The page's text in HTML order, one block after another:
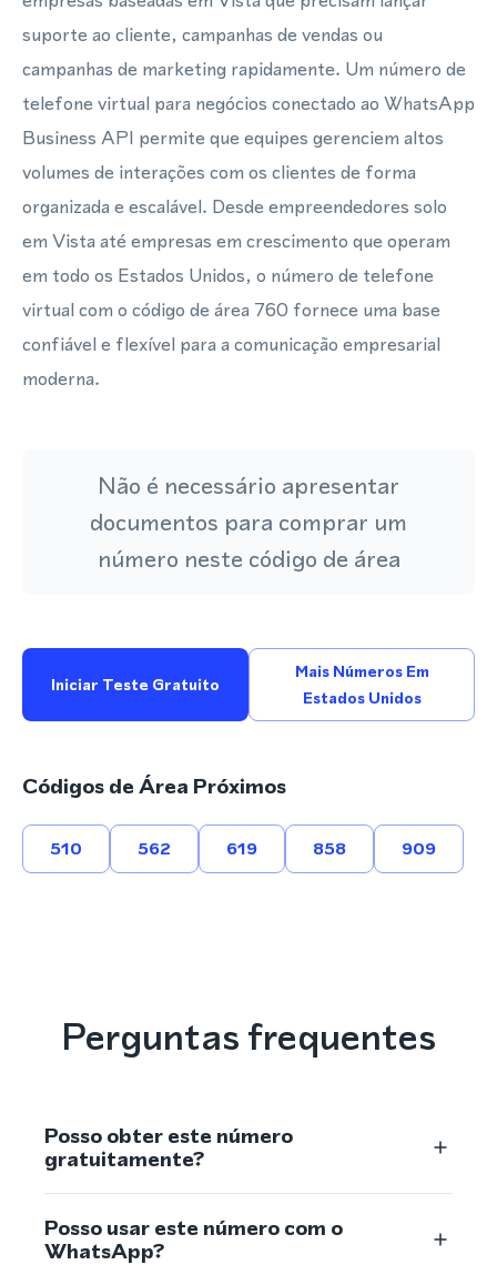
suporte ao cliente, campanhas de vendas ou
campanhas de marketing rapidamente. Um número de
telefone virtual para negócios conectado ao WhatsApp
Business API permite que equipes gerenciem altos
volumes de interações com os clientes de forma
organizada e escalável. Desde empreendedores solo
em Vista até empresas em crescimento que operam
em todo os Estados Unidos, o número de telefone
virtual com o código de área 760 fornece uma base
confiável e flexível para a comunicação empresarial
moderna.
Não é necessário apresentar
documentos para comprar um
número neste código de área
Iniciar Teste Gratuito
Mais Números Em
Estados Unidos
Códigos de Área Próximos
510 562 619 858 909
Perguntas frequentes
Posso obter este número
gratuitamente?
Posso usar este número com o
WhatsApp?